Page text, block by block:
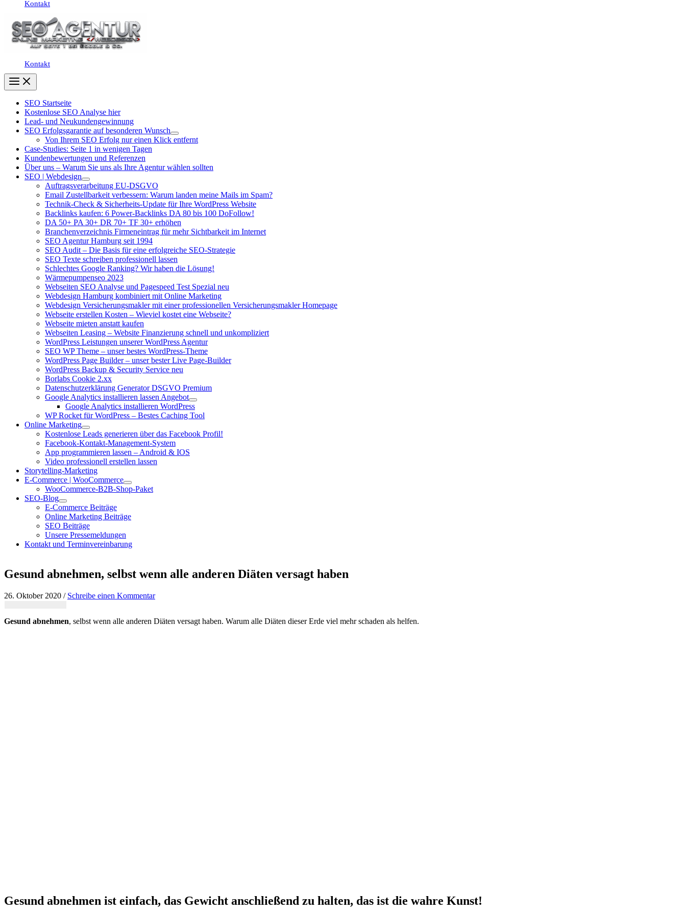
Kontakt
Kontakt
SEO Startseite
Kostenlose SEO Analyse hier
Lead- und Neukundengewinnung
SEO Erfolgsgarantie auf besonderen Wunsch
Von Ihrem SEO Erfolg nur einen Klick entfernt
Case-Studies: Seite 1 in wenigen Tagen
Kundenbewertungen und Referenzen
Über uns – Warum Sie uns als Ihre Agentur wählen sollten
SEO | Webdesign
Auftragsverarbeitung EU-DSGVO
Email Zustellbarkeit verbessern: Warum landen meine Mails im Spam?
Technik-Check & Sicherheits-Update für Ihre WordPress Website
Backlinks kaufen: 6 Power-Backlinks DA 80 bis 100 DoFollow!
DA 50+ PA 30+ DR 70+ TF 30+ erhöhen
Branchenverzeichnis Firmeneintrag für mehr Sichtbarkeit im Internet
SEO Agentur Hamburg seit 1994
SEO Audit – Die Basis für eine erfolgreiche SEO-Strategie
SEO Texte schreiben professionell lassen
Schlechtes Google Ranking? Wir haben die Lösung!
Wärmepumpenseo 2023
Webseiten SEO Analyse und Pagespeed Test Spezial neu
Webdesign Hamburg kombiniert mit Online Marketing
Webdesign Versicherungsmakler mit einer professionellen Versicherungsmakler Homepage
Webseite erstellen Kosten – Wieviel kostet eine Webseite?
Webseite mieten anstatt kaufen
Webseiten Leasing – Website Finanzierung schnell und unkompliziert
WordPress Leistungen unserer WordPress Agentur
SEO WP Theme – unser bestes WordPress-Theme
WordPress Page Builder – unser bester Live Page-Builder
WordPress Backup & Security Service neu
Borlabs Cookie 2.xx
Datenschutzerklärung Generator DSGVO Premium
Google Analytics installieren lassen Angebot
Google Analytics installieren WordPress
WP Rocket für WordPress – Bestes Caching Tool
Online Marketing
Kostenlose Leads generieren über das Facebook Profil!
Facebook-Kontakt-Management-System
App programmieren lassen – Android & IOS
Video professionell erstellen lassen
Storytelling-Marketing
E-Commerce | WooCommerce
WooCommerce-B2B-Shop-Paket
SEO-Blog
E-Commerce Beiträge
Online Marketing Beiträge
SEO Beiträge
Unsere Pressemeldungen
Kontakt und Terminvereinbarung
Gesund abnehmen, selbst wenn alle anderen Diäten versagt haben
26. Oktober 2020 / Schreibe einen Kommentar
Gesund abnehmen, selbst wenn alle anderen Diäten versagt haben. Warum alle Diäten dieser Erde viel mehr schaden als helfen.
Gesund abnehmen ist einfach, das Gewicht anschließend zu halten, das ist die wahre Kunst!